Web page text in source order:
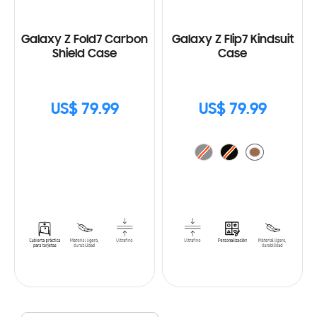
Galaxy Z Fold7 Carbon
Shield Case
US$ 79.99
Galaxy Z Flip7 Kindsuit
Case
US$ 79.99